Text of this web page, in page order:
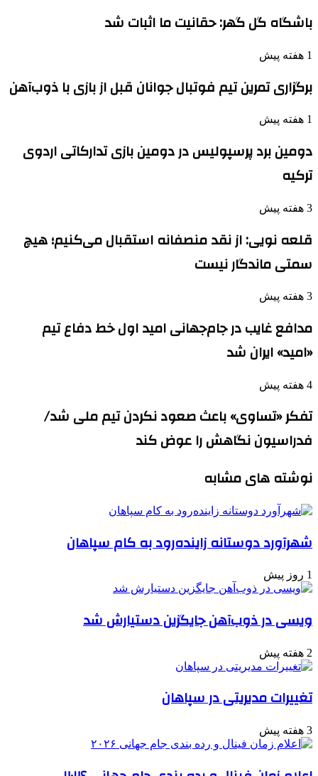
باشگاه گل گهر: حقانیت ما اثبات شد
1 هفته پیش
برگزاری تمرین تیم فوتبال جوانان قبل از بازی با ذوب‌آهن
1 هفته پیش
دومین برد پرسپولیس در دومین بازی تدارکاتی اردوی
ترکیه
3 هفته پیش
قلعه نویی: از نقد منصفانه استقبال می‌کنیم؛ هیچ
سمتی ماندگار نیست
3 هفته پیش
مدافع غایب در جام‌جهانی امید اول خط دفاع تیم
«امید» ایران شد
4 هفته پیش
تفکر «تساوی» باعث صعود نکردن تیم ملی شد/
فدراسیون نگاهش را عوض کند
نوشته های مشابه
شهرآورد دوستانه زاینده‌رود به کام سپاهان
1 روز پیش
ویسی در ذوب‌آهن جایگزین دستیارش شد
2 هفته پیش
تغییرات مدیریتی در سپاهان
3 هفته پیش